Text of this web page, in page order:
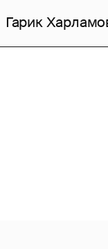
Гарик